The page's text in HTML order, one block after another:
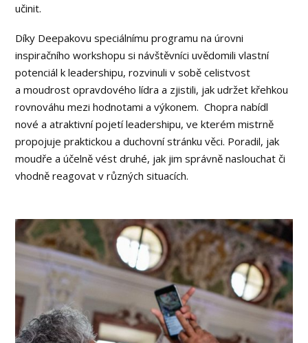
učinit.
Díky Deepakovu speciálnímu programu na úrovni
inspiračního workshopu si návštěvníci uvědomili vlastní
potenciál k leadershipu, rozvinuli v sobě celistvost
a moudrost opravdového lídra a zjistili, jak udržet křehkou
rovnováhu mezi hodnotami a výkonem. Chopra nabídl
nové a atraktivní pojetí leadershipu, ve kterém mistrně
propojuje praktickou a duchovní stránku věci. Poradil, jak
moudře a účelně vést druhé, jak jim správně naslouchat či
vhodně reagovat v různých situacích.